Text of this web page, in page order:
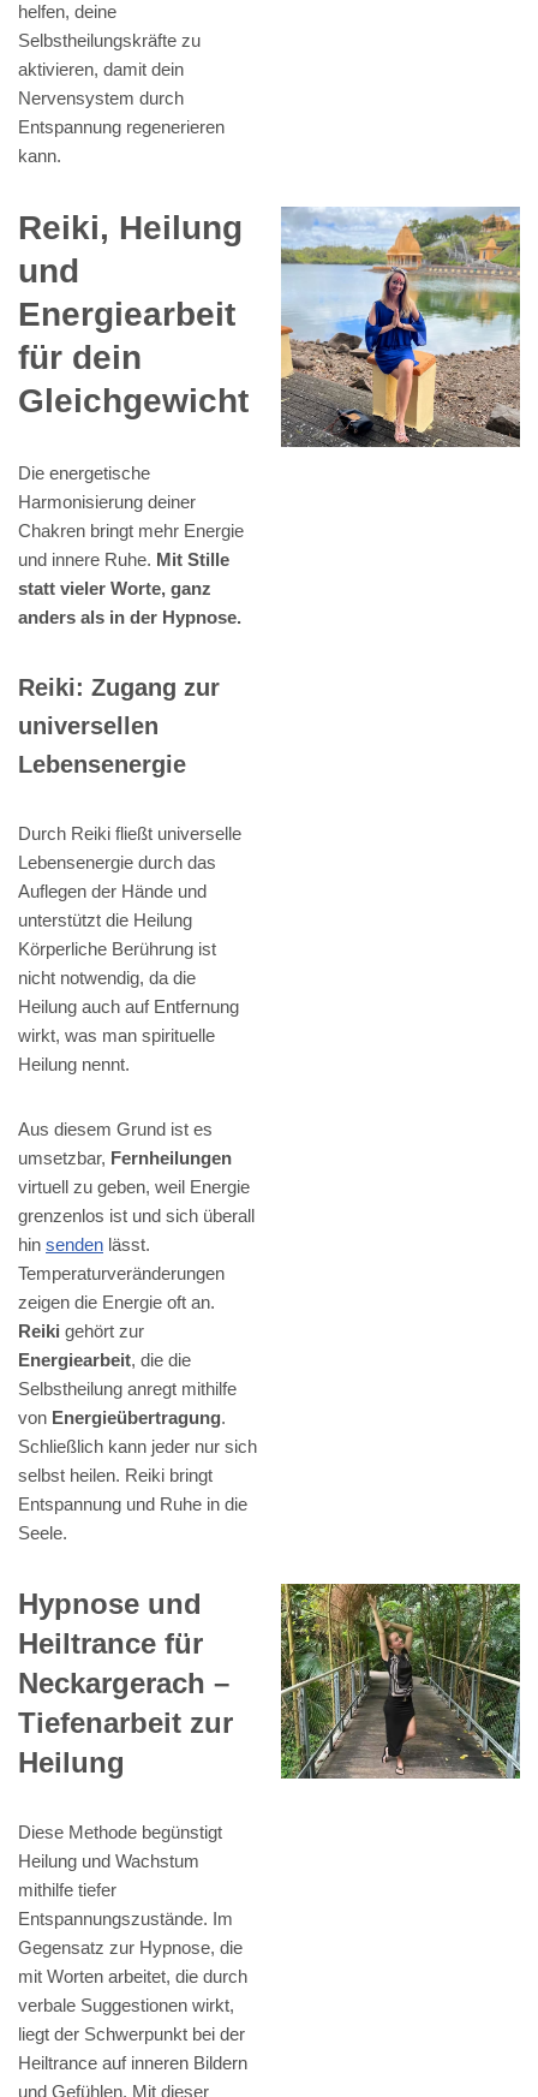
helfen, deine
Selbstheilungskräfte zu
aktivieren, damit dein
Nervensystem durch
Entspannung regenerieren
kann.
Reiki, Heilung
und
Energiearbeit
für dein
Gleichgewicht
Die energetische
Harmonisierung deiner
Chakren bringt mehr Energie
und innere Ruhe. Mit Stille
statt vieler Worte, ganz
anders als in der Hypnose.
Reiki: Zugang zur
universellen
Lebensenergie
Durch Reiki fließt universelle
Lebensenergie durch das
Auflegen der Hände und
unterstützt die Heilung
Körperliche Berührung ist
nicht notwendig, da die
Heilung auch auf Entfernung
wirkt, was man spirituelle
Heilung nennt.
Aus diesem Grund ist es
umsetzbar, Fernheilungen
virtuell zu geben, weil Energie
grenzenlos ist und sich überall
hin senden lässt.
Temperaturveränderungen
zeigen die Energie oft an.
Reiki gehört zur
Energiearbeit, die die
Selbstheilung anregt mithilfe
von Energieübertragung.
Schließlich kann jeder nur sich
selbst heilen. Reiki bringt
Entspannung und Ruhe in die
Seele.
Hypnose und
Heiltrance für
Neckargerach –
Tiefenarbeit zur
Heilung
Diese Methode begünstigt
Heilung und Wachstum
mithilfe tiefer
Entspannungszustände. Im
Gegensatz zur Hypnose, die
mit Worten arbeitet, die durch
verbale Suggestionen wirkt,
liegt der Schwerpunkt bei der
Heiltrance auf inneren Bildern
und Gefühlen. Mit dieser